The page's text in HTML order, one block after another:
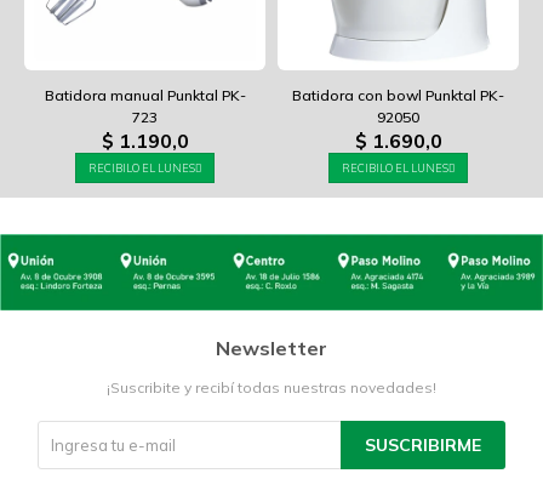
Batidora manual Punktal PK-
723
$ 1.190,0
RECIBILO EL LUNES
Batidora con bowl Punktal PK-
92050
$ 1.690,0
RECIBILO EL LUNES
Newsletter
¡Suscribite y recibí todas nuestras novedades!
SUSCRIBIRME